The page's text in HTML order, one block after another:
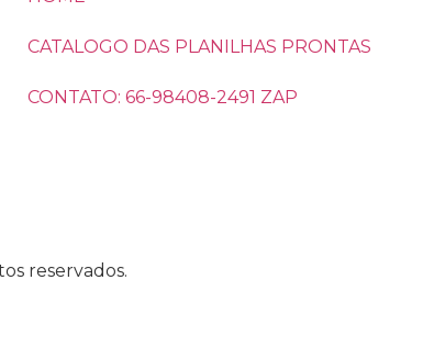
CATALOGO DAS PLANILHAS PRONTAS
CONTATO: 66-98408-2491 ZAP
reservados.